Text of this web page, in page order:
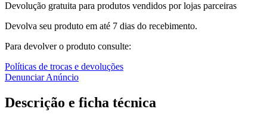
Devolução gratuita para produtos vendidos por lojas parceiras
Devolva seu produto em até 7 dias do recebimento.
Para devolver o produto consulte:
Políticas de trocas e devoluções
Denunciar Anúncio
Descrição e ficha técnica